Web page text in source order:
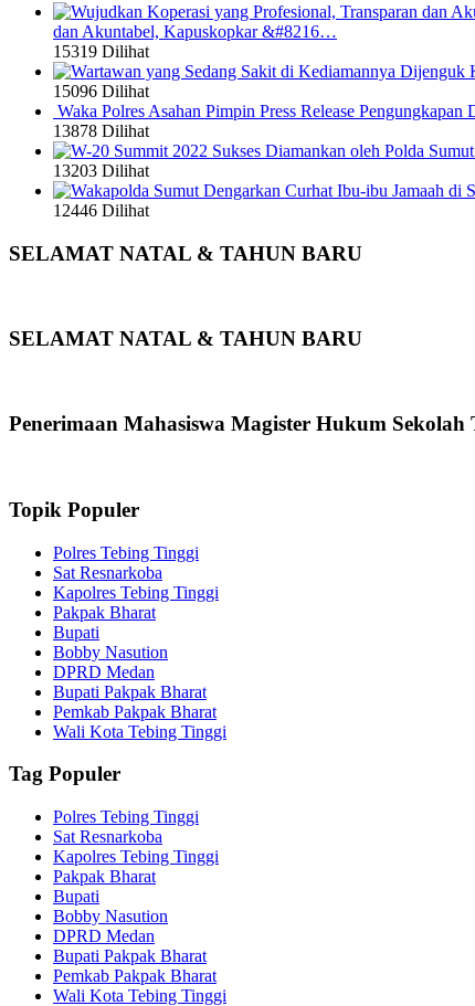
dan Akuntabel, Kapuskopkar &#8216…
15319 Dilihat
15096 Dilihat
Waka Polres Asahan Pimpin Press Release Pengungkapan
13878 Dilihat
13203 Dilihat
12446 Dilihat
SELAMAT NATAL & TAHUN BARU
SELAMAT NATAL & TAHUN BARU
Penerimaan Mahasiswa Magister Hukum
Topik Populer
Polres Tebing Tinggi
Sat Resnarkoba
Kapolres Tebing Tinggi
Pakpak Bharat
Bupati
Bobby Nasution
DPRD Medan
Bupati Pakpak Bharat
Pemkab Pakpak Bharat
Wali Kota Tebing Tinggi
Tag Populer
Polres Tebing Tinggi
Sat Resnarkoba
Kapolres Tebing Tinggi
Pakpak Bharat
Bupati
Bobby Nasution
DPRD Medan
Bupati Pakpak Bharat
Pemkab Pakpak Bharat
Wali Kota Tebing Tinggi